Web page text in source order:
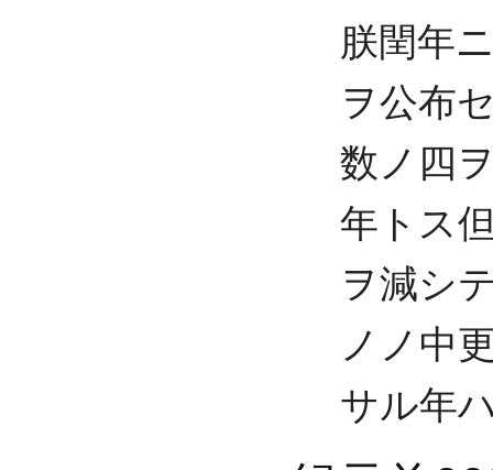
朕閏年
ヲ公布
数ノ四
年トス
ヲ減シ
ノノ中
サル年